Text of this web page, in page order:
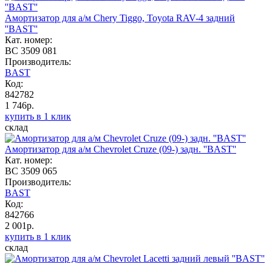
Амортизатор для а/м Chery Tiggo, Toyota RAV-4 задний
''BAST''
Кат. номер:
BC 3509 081
Производитель:
BAST
Код:
842782
1 746р.
купить в 1 клик
склад
Амортизатор для а/м Chevrolet Cruze (09-) задн. ''BAST''
Кат. номер:
BC 3509 065
Производитель:
BAST
Код:
842766
2 001р.
купить в 1 клик
склад